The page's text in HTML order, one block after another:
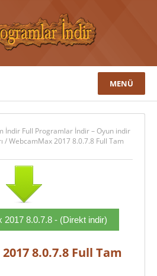
MENÜ
İndir Full Programlar İndir – Oyun indir
/WebcamMax 2017 8.0.7.8 Full Tam
2017 8.0.7.8 - (Direkt indir)
8.0.7.8 Full Tam